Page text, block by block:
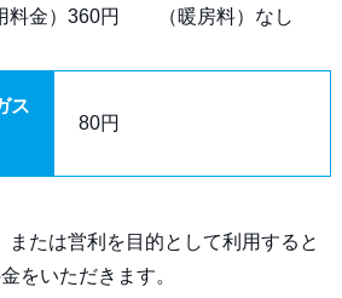
金）360円 （暖房料）なし
ス
80円
または営利を目的として利用すると
をいただきます。